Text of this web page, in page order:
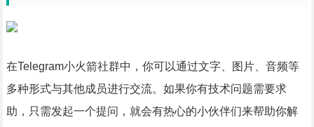
在Telegram小火箭社群中，你可以通过文字、图片、音频等
多种形式与其他成员进行交流。如果你有技术问题需要求
助，只需发起一个提问，就会有热心的小伙伴们来帮助你解